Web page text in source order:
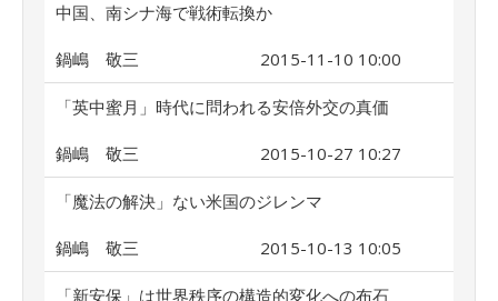
中国、南シナ海で戦術転換か
鍋嶋 敬三 2015-11-10 10:00
「英中蜜月」時代に問われる安倍外交の真価
鍋嶋 敬三 2015-10-27 10:27
「魔法の解決」ない米国のジレンマ
鍋嶋 敬三 2015-10-13 10:05
「新安保」は世界秩序の構造的変化への布石